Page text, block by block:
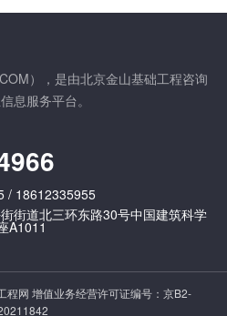
），是由北京金山基础工程咨询
息服务平台。
/ 18612335955
街道北三环东路30号中国建筑科学
A1011
网 增值业务经营许可证编号： 京B2-